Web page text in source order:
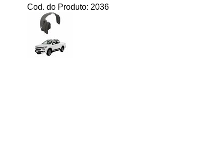
Cod. do Produto: 2036